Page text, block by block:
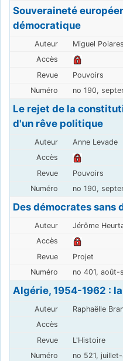
Souveraineté
démocratique
Miguel
Pouvoirs
no 190,
Le rejet de la
d'un rêve politique
Anne Levade
Pouvoirs
no 190,
Des démocrates sans
Jérôme
Projet
no 401,
Algérie, 1954-1962 :
Raphaëlle
L'Histoire
no 521,